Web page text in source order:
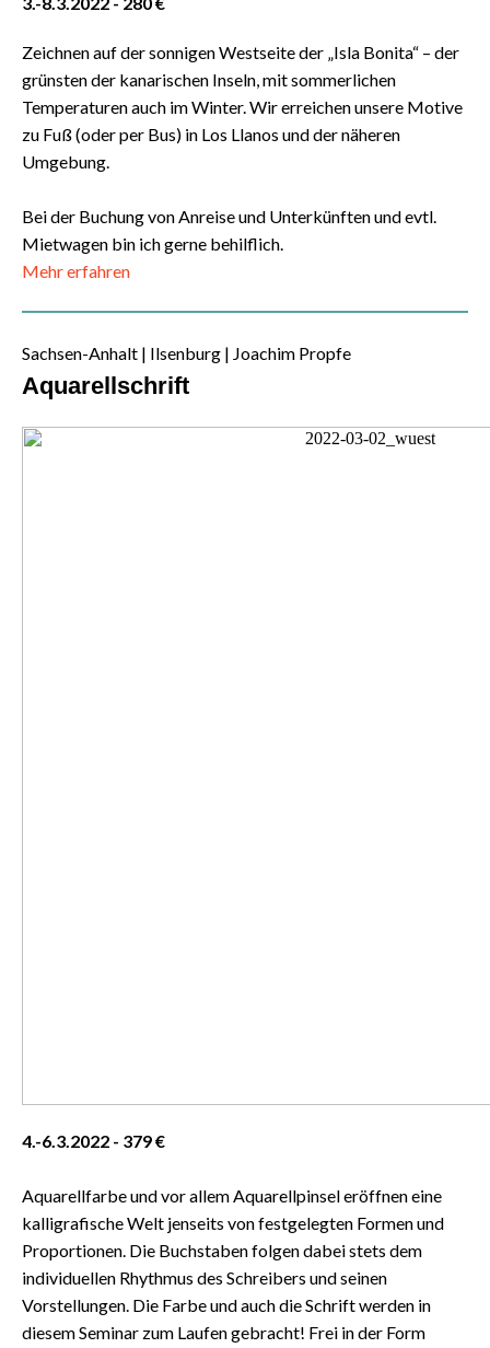
Zeichnen auf der sonnigen Westseite der „Isla Bonita“ – der
grünsten der kanarischen Inseln, mit sommerlichen
Temperaturen auch im Winter. Wir erreichen unsere Motive
zu Fuß (oder per Bus) in Los Llanos und der näheren
Umgebung.
Bei der Buchung von Anreise und Unterkünften und evtl.
Mietwagen bin ich gerne behilflich.
Mehr erfahren
Sachsen-Anhalt | Ilsenburg | Joachim Propfe
Aquarellschrift
4.-6.3.2022 - 379 €
Aquarellfarbe und vor allem Aquarellpinsel eröffnen eine
kalligrafische Welt jenseits von festgelegten Formen und
Proportionen. Die Buchstaben folgen dabei stets dem
individuellen Rhythmus des Schreibers und seinen
Vorstellungen. Die Farbe und auch die Schrift werden in
diesem Seminar zum Laufen gebracht! Frei in der Form